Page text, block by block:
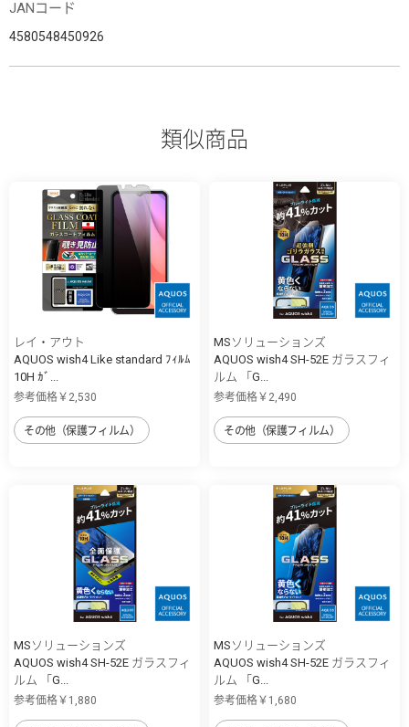
JANコード
4580548450926
類似商品
レイ・アウト
AQUOS wish4 Like standard ﾌｨﾙﾑ
10H ｶﾞ...
参考価格￥2,530
その他（保護フィルム）
MSソリューションズ
AQUOS wish4 SH-52E ガラスフィ
ルム 「G...
参考価格￥2,490
その他（保護フィルム）
MSソリューションズ
AQUOS wish4 SH-52E ガラスフィ
ルム 「G...
参考価格￥1,880
MSソリューションズ
AQUOS wish4 SH-52E ガラスフィ
ルム 「G...
参考価格￥1,680